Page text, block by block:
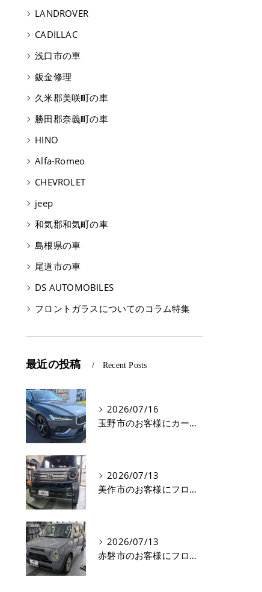
LANDROVER
CADILLAC
浅口市の車
鈑金修理
久米郡美咲町の車
勝田郡奈義町の車
HINO
Alfa-Romeo
CHEVROLET
jeep
和気郡和気町の車
島根県の車
尾道市の車
DS AUTOMOBILES
フロントガラスについてのコラム特集
最近の投稿 Recent Posts
2026/07/16
玉野市のお客様にカーフィルム(遮熱フィルム) V60【nexus株式会社】
2026/07/13
美作市のお客様にフロントガラス交換 N-VAN【nexus株式会社】
2026/07/13
赤磐市のお客様にフロントガラス飛び石修理 ラパン【nexus株式会社】